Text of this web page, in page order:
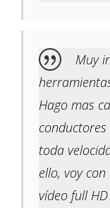
Muy
Hago mas
toda
ello, voy
vídeo full